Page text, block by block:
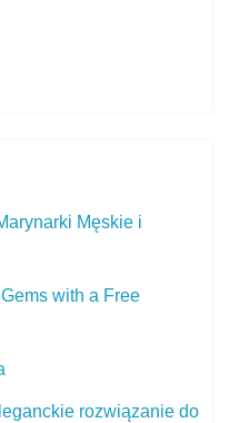
Męskie i
with a Free
rozwiązanie do